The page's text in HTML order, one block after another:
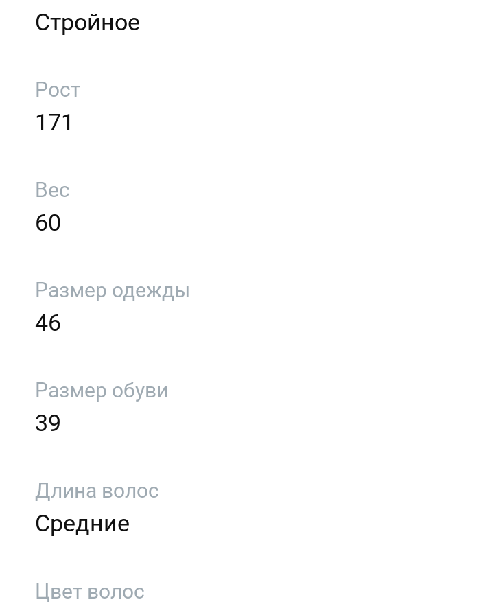
Стройное
Рост
171
Вес
60
Размер одежды
46
Размер обуви
39
Длина волос
Средние
Цвет волос